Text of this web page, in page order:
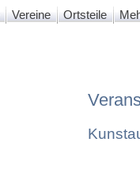
Vereine Ortsteile